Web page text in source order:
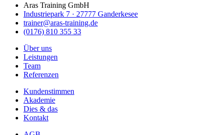
Aras Training GmbH
Industriepark 7 · 27777 Ganderkesee
trainer@aras-training.de
(0176) 810 355 33
Über uns
Leistungen
Team
Referenzen
Kundenstimmen
Akademie
Dies & das
Kontakt